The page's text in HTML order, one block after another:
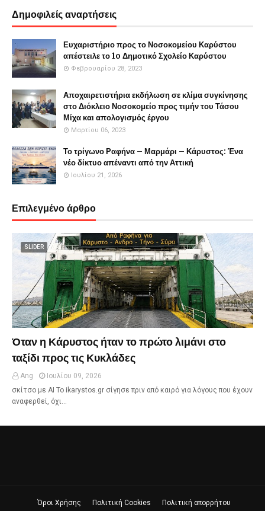
Δημοφιλείς αναρτήσεις
Ευχαριστήριο προς το Νοσοκομείου Καρύστου
απέστειλε το 1o Δημοτικό Σχολείο Καρύστου
Φεβρουαρίου 28, 2023
Αποχαιρετιστήρια εκδήλωση σε κλίμα συγκίνησης
στο Διόκλειο Νοσοκομείο προς τιμήν του Τάσου
Μίχα και απολογισμός έργου
Μαρτίου 06, 2023
Το τρίγωνο Ραφήνα – Μαρμάρι – Κάρυστος: Ένα
νέο δίκτυο απέναντι από την Αττική
Ιουλίου 21, 2026
Επιλεγμένο άρθρο
SLIDER
Όταν η Κάρυστος ήταν το πρώτο λιμάνι στο
ταξίδι προς τις Κυκλάδες
Ang
Ιουλίου 09, 2026
σκίτσο με ΑΙ Το ikarystos.gr σίγησε πριν από καιρό για λόγους που έχουν
αναφερθεί, όχι…
Όροι Χρήσης Πολιτική Cookies Πολιτική απορρήτου